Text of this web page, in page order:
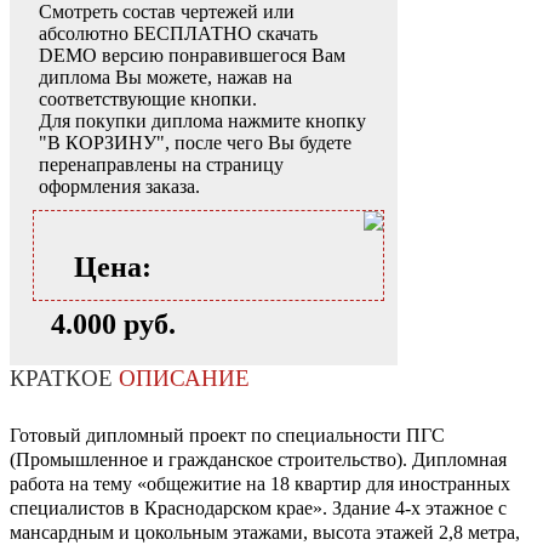
Смотреть состав чертежей или
абсолютно БЕСПЛАТНО скачать
DEMO версию понравившегося Вам
диплома Вы можете, нажав на
соответствующие кнопки.
Для покупки диплома нажмите кнопку
"В КОРЗИНУ", после чего Вы будете
перенаправлены на страницу
оформления заказа.
Цена:
4.000 руб.
КРАТКОЕ ОПИСАНИЕ
Готовый дипломный проект по специальности ПГС
(Промышленное и гражданское строительство). Дипломная
работа на тему «общежитие на 18 квартир для иностранных
специалистов в Краснодарском крае». Здание 4-х этажное с
мансардным и цокольным этажами, высота этажей 2,8 метра,